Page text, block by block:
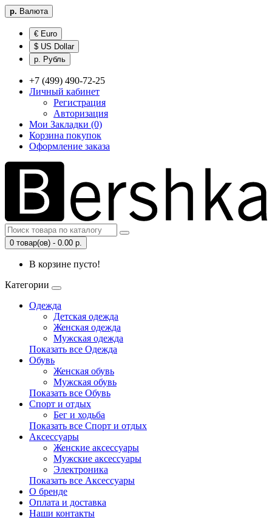
р. Валюта
€ Euro
$ US Dollar
р. Рубль
+7 (499) 490-72-25
Личный кабинет
Регистрация
Авторизация
Мои Закладки (0)
Корзина покупок
Оформление заказа
0 товар(ов) - 0.00 р.
В корзине пусто!
Категории
Одежда
Детская одежда
Женская одежда
Мужская одежда
Показать все Одежда
Обувь
Женская обувь
Мужская обувь
Показать все Обувь
Спорт и отдых
Бег и ходьба
Показать все Спорт и отдых
Аксессуары
Женские аксессуары
Мужские аксессуары
Электроника
Показать все Аксессуары
О бренде
Оплата и доставка
Наши контакты